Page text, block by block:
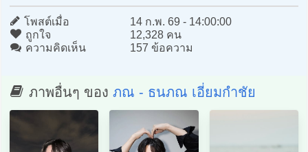
โพสต์เมื่อ
14 ก.พ. 69 - 14:00:00
ถูกใจ
12,328 คน
ความคิดเห็น
157 ข้อความ
ภาพอื่นๆ ของ ภณ - ธนภณ เอี่ยมกำชัย